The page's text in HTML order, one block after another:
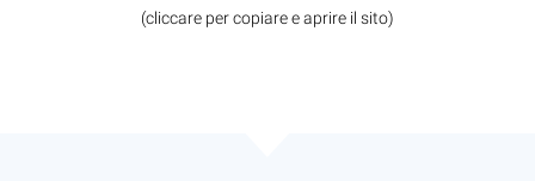
(cliccare per copiare e aprire il sito)